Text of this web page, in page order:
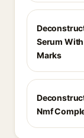
Serum
Marks
Nmf